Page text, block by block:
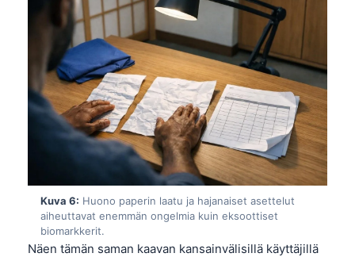
Kuva 6: Huono paperin laatu ja hajanaiset asettelut
aiheuttavat enemmän ongelmia kuin eksoottiset
biomarkkerit.
Näen tämän saman kaavan kansainvälisillä käyttäjillä
አማርኛ
Українська
Català
Қазақ тілі
Hrvatski
Slovenčina
پښتو
سنڌي